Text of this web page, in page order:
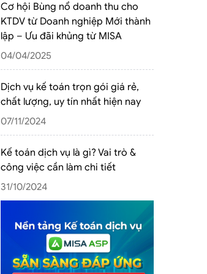
Cơ hội Bùng nổ doanh thu cho
KTDV từ Doanh nghiệp Mới thành
lập – Ưu đãi khủng từ MISA
04/04/2025
Dịch vụ kế toán trọn gói giá rẻ,
chất lượng, uy tín nhất hiện nay
07/11/2024
Kế toán dịch vụ là gì? Vai trò &
công việc cần làm chi tiết
31/10/2024